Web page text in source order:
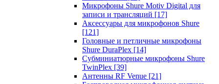
Микрофоны Shure Motiv Digital для
записи и трансляций [17]
Аксессуары для микрофонов Shure
[121]
Головные и петличные микрофоны
Shure DuraPlex [14]
Субминиатюрные микрофоны Shure
TwinPlex [39]
Антенны RF Venue [21]